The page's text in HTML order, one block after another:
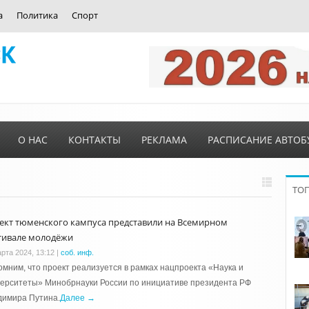
Политика Спорт
О НАС КОНТАКТЫ РЕКЛАМА РАСПИСАНИЕ
тюменского кампуса представили на Всемирном
молодёжи
2024, 13:12 | соб. инф.
что проект реализуется в рамках нацпроекта «Наука и
Минобрнауки России по инициативе президента РФ
Путина.Далее →